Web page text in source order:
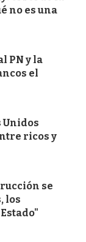
no es una
PN y la
el
Unidos
ricos y
se
los